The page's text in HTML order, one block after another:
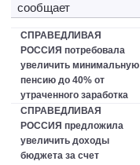
сообщает
СПРАВЕДЛИВАЯ
РОССИЯ потребовала
увеличить минимальную
пенсию до 40% от
утраченного заработка
СПРАВЕДЛИВАЯ
РОССИЯ предложила
увеличить доходы
бюджета за счет